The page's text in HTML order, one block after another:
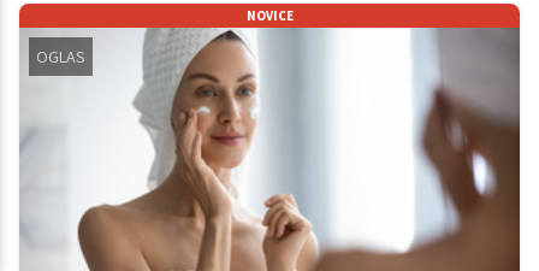
NOVICE
OGLAS